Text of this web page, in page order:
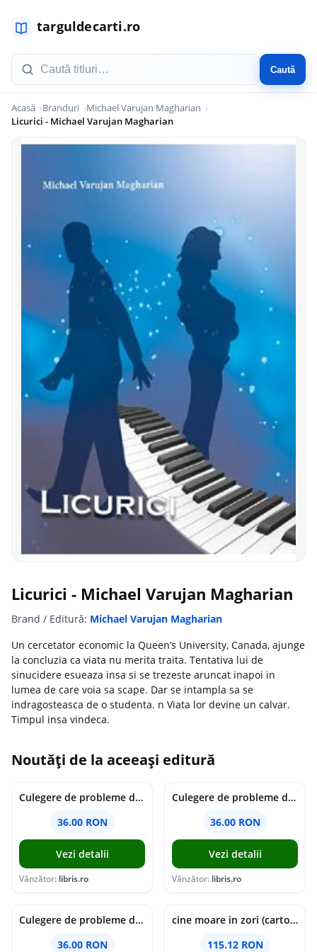
Caută
Acasă Branduri
Michael Varujan Magharian
Licurici - Michael Varujan Magharian
Licurici - Michael Varujan Magharian
Brand / Editură: Michael Varujan Magharian
Un cercetator economic la Queen’s University, Canada, ajunge
la concluzia ca viata nu merita traita. Tentativa lui de
sinucidere esueaza insa si se trezeste aruncat inapoi in
lumea de care voia sa scape. Dar se intampla sa se
indragosteasca de o studenta. n Viata lor devine un calvar.
Timpul insa vindeca.
Noutăți de la aceeași editură
Culegere de probleme de matematica - Clasa 7 - Ioana Monalisa Manea
36.00 RON
Vezi detalii
Vânzător: libris.ro
Culegere de probleme de matematica - Clasa 6 - Ioana Monalisa Manea, Cristina Neagoe
36.00 RON
Vezi detalii
Vânzător: libris.ro
Culegere de probleme de matematica - Clasa 5 - Ioana Monalisa Manea, Cristina Neagoe
36.00 RON
cine moare in zori (cartonata) - holly jackson
115.12 RON